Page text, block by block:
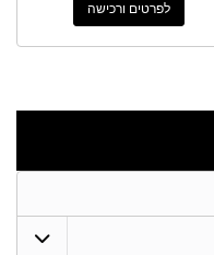
לפרטים ורכישה